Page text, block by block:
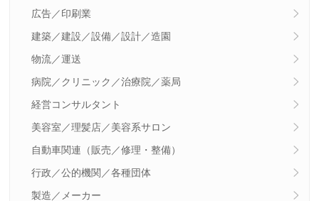
広告／印刷業
建築／建設／設備／設計／造園
物流／運送
病院／クリニック／治療院／薬局
経営コンサルタント
美容室／理髪店／美容系サロン
自動車関連（販売／修理・整備）
行政／公的機関／各種団体
製造／メーカー